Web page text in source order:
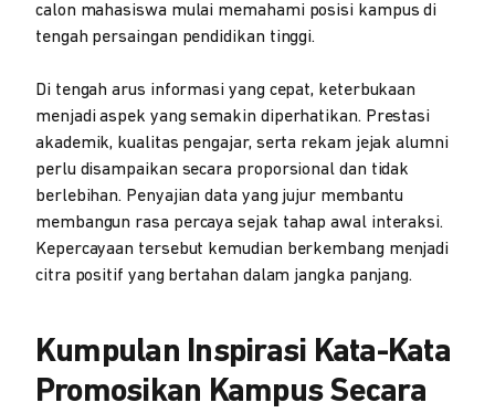
calon mahasiswa mulai memahami posisi kampus di
tengah persaingan pendidikan tinggi.
Di tengah arus informasi yang cepat, keterbukaan
menjadi aspek yang semakin diperhatikan. Prestasi
akademik, kualitas pengajar, serta rekam jejak alumni
perlu disampaikan secara proporsional dan tidak
berlebihan. Penyajian data yang jujur membantu
membangun rasa percaya sejak tahap awal interaksi.
Kepercayaan tersebut kemudian berkembang menjadi
citra positif yang bertahan dalam jangka panjang.
Kumpulan Inspirasi Kata-Kata
Promosikan Kampus Secara